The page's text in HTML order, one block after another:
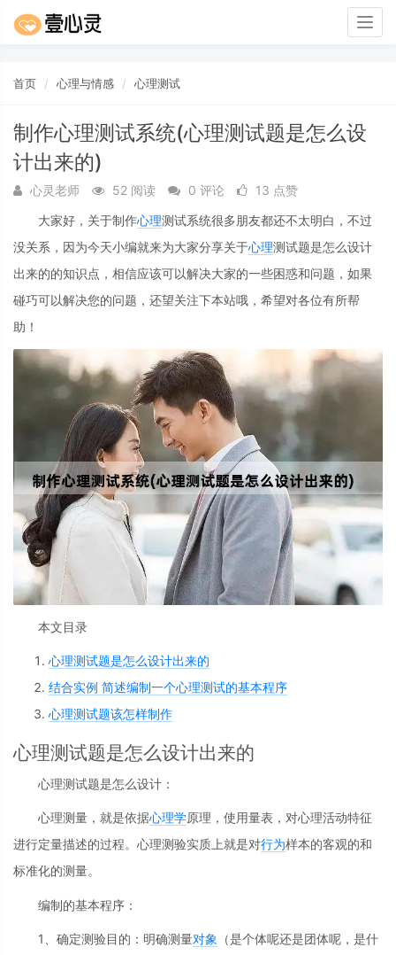
首页 心理与情感 心理测试
制作心理测试系统(心理测试题是怎么设
计出来的)
心灵老师 52 阅读 0 评论
13 点赞
大家好，关于制作心理测试系统很多朋友都还不太明白，不过
没关系，因为今天小编就来为大家分享关于心理测试题是怎么设计
出来的的知识点，相信应该可以解决大家的一些困惑和问题，如果
碰巧可以解决您的问题，还望关注下本站哦，希望对各位有所帮
助！
本文目录
心理测试题是怎么设计出来的
结合实例 简述编制一个心理测试的基本程序
心理测试题该怎样制作
心理测试题是怎么设计出来的
心理测试题是怎么设计：
心理测量，就是依据心理学原理，使用量表，对心理活动特征
进行定量描述的过程。心理测验实质上就是对行为样本的客观的和
标准化的测量。
编制的基本程序：
1、确定测验目的：明确测量对象
（是个体呢还是团体呢，是什